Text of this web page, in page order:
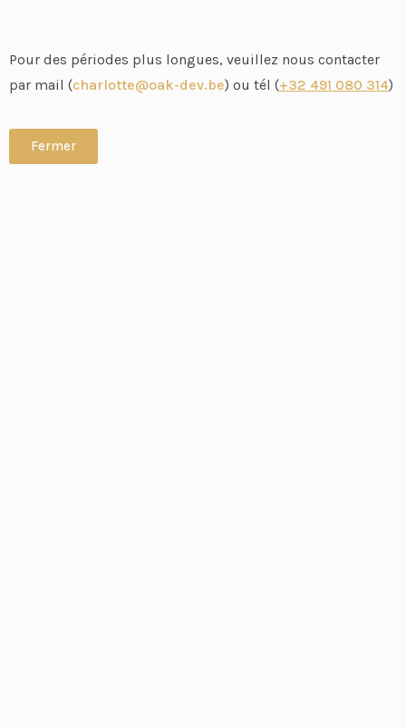
Pour des périodes plus longues, veuillez nous contacter
par mail (charlotte@oak-dev.be) ou tél (+32 491 080 314)
Fermer